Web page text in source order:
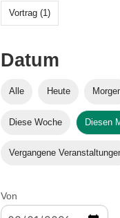
Vortrag (1)
Datum
Alle Heute
Diese Woche Diesen
Vergangene
Von